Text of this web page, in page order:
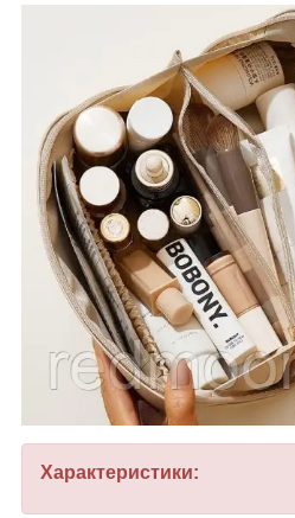
Характеристики: